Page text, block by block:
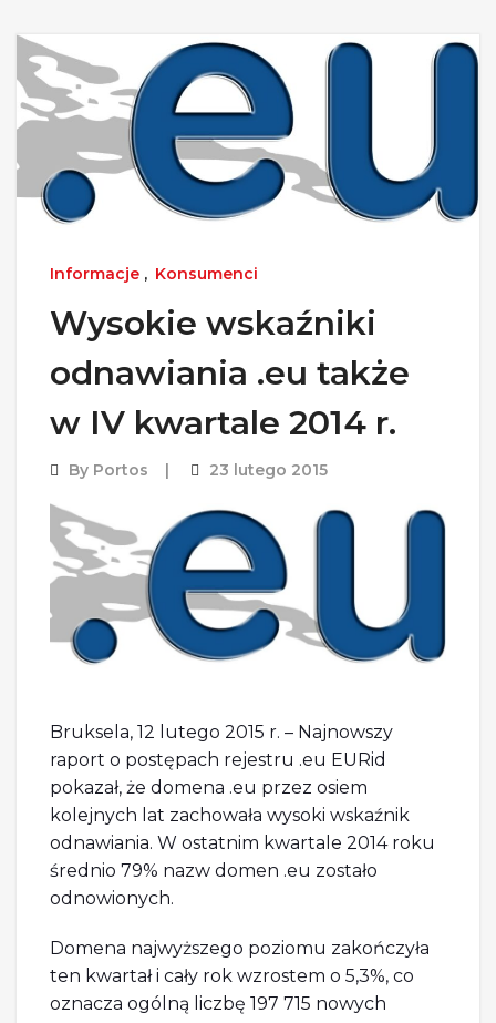
Informacje , Konsumenci
Wysokie wskaźniki
odnawiania .eu także
w IV kwartale 2014 r.
By Portos 23 lutego 2015
Bruksela, 12 lutego 2015 r. – Najnowszy
raport o postępach rejestru .eu EURid
pokazał, że domena .eu przez osiem
kolejnych lat zachowała wysoki wskaźnik
odnawiania. W ostatnim kwartale 2014 roku
średnio 79% nazw domen .eu zostało
odnowionych.
Domena najwyższego poziomu zakończyła
ten kwartał i cały rok wzrostem o 5,3%, co
oznacza ogólną liczbę 197 715 nowych